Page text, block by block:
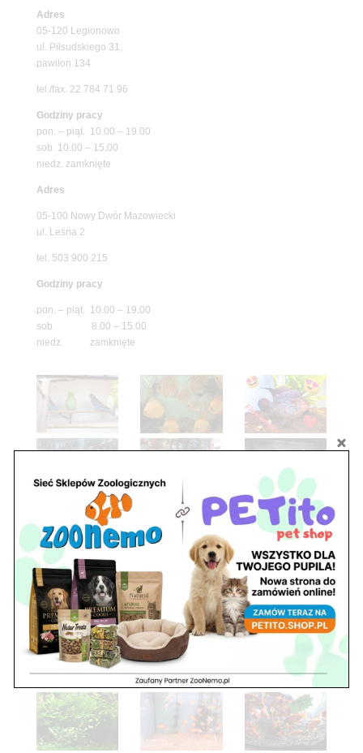
Adres
05-120 Legionowo
ul. Piłsudskiego 31,
pawilon 134
tel./fax. 22 784 71 96
Godziny pracy
pon. – piąt. 10.00 – 19.00
sob. 10.00 – 15.00
niedz. zamknięte
Adres
05-100 Nowy Dwór Mazowiecki
ul. Leśna 2
tel. 503 900 215
Godziny pracy
pon. – piąt. 10.00 – 19.00
sob. 8.00 – 15.00
niedz. zamknięte